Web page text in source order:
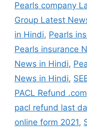
Pearls company
Group Latest
in Hindi, Pearls
Pearls insurance
News in Hindi,
News in Hindi,
PACL Refund .com
pacl refund last
online form 2021,